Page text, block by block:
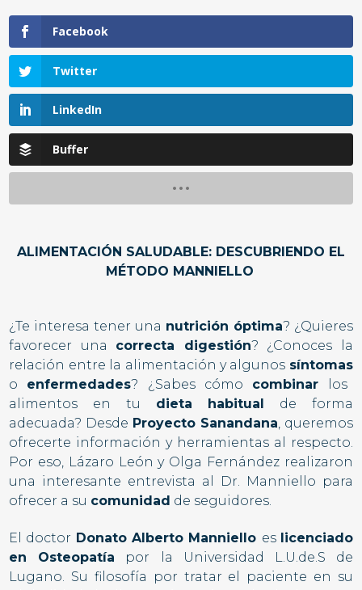
Facebook
Twitter
LinkedIn
Buffer
ALIMENTACIÓN SALUDABLE: DESCUBRIENDO EL
MÉTODO MANNIELLO
¿Te interesa tener una nutrición óptima? ¿Quieres
favorecer una correcta digestión? ¿Conoces la
relación entre la alimentación y algunos síntomas
o enfermedades? ¿Sabes cómo combinar los
alimentos en tu dieta habitual
de forma
adecuada? Desde Proyecto Sanandana, queremos
ofrecerte información y herramientas al respecto.
Por eso, Lázaro León y Olga Fernández realizaron
una interesante entrevista al Dr. Manniello para
ofrecer a su comunidad de seguidores.
El doctor Donato Alberto Manniello es licenciado
en Osteopatía por la Universidad L.U.de.S de
Lugano. Su filosofía por tratar el paciente en su